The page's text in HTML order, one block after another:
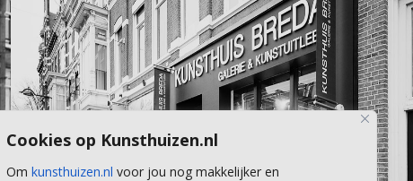
Cookies op Kunsthuizen.nl
Om kunsthuizen.nl voor jou nog makkelijker en